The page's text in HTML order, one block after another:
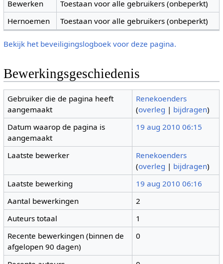
Bewerken
Toestaan voor alle gebruikers (onbeperkt)
Hernoemen
Toestaan voor alle gebruikers (onbeperkt)
Bekijk het beveiligingslogboek voor deze pagina.
Bewerkingsgeschiedenis
Gebruiker die de pagina heeft
aangemaakt
Renekoenders
(overleg | bijdragen)
Datum waarop de pagina is
aangemaakt
19 aug 2010 06:15
Laatste bewerker
Renekoenders
(overleg | bijdragen)
Laatste bewerking
19 aug 2010 06:16
Aantal bewerkingen
2
Auteurs totaal
1
Recente bewerkingen (binnen de
afgelopen 90 dagen)
0